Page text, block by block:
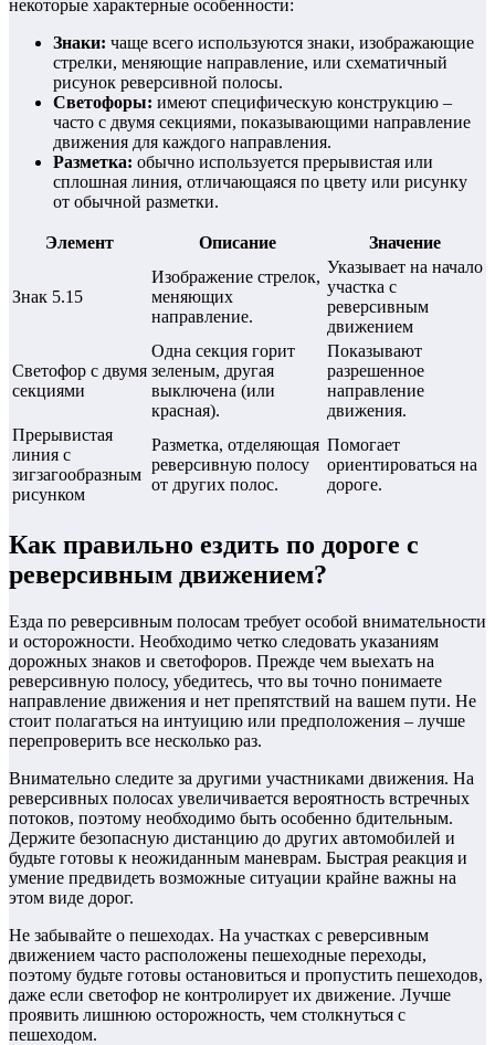
некоторые характерные особенности:
Знаки: чаще всего используются знаки, изображающие
стрелки, меняющие направление, или схематичный
рисунок реверсивной полосы.
Светофоры: имеют специфическую конструкцию –
часто с двумя секциями, показывающими направление
движения для каждого направления.
Разметка: обычно используется прерывистая или
сплошная линия, отличающаяся по цвету или рисунку
от обычной разметки.
Элемент Описание Значение
Знак 5.15
Изображение стрелок,
меняющих
направление.
Указывает на начало
участка с
реверсивным
движением
Светофор с двумя
секциями
Одна секция горит
зеленым, другая
выключена (или
красная).
Показывают
разрешенное
направление
движения.
Прерывистая
линия с
зигзагообразным
рисунком
Разметка, отделяющая
реверсивную полосу
от других полос.
Помогает
ориентироваться на
дороге.
Как правильно ездить по дороге с
реверсивным движением?
Езда по реверсивным полосам требует особой внимательности
и осторожности. Необходимо четко следовать указаниям
дорожных знаков и светофоров. Прежде чем выехать на
реверсивную полосу, убедитесь, что вы точно понимаете
направление движения и нет препятствий на вашем пути. Не
стоит полагаться на интуицию или предположения – лучше
перепроверить все несколько раз.
Внимательно следите за другими участниками движения. На
реверсивных полосах увеличивается вероятность встречных
потоков, поэтому необходимо быть особенно бдительным.
Держите безопасную дистанцию до других автомобилей и
будьте готовы к неожиданным маневрам. Быстрая реакция и
умение предвидеть возможные ситуации крайне важны на
этом виде дорог.
Не забывайте о пешеходах. На участках с реверсивным
движением часто расположены пешеходные переходы,
поэтому будьте готовы остановиться и пропустить пешеходов,
даже если светофор не контролирует их движение. Лучше
проявить лишнюю осторожность, чем столкнуться с
пешеходом.